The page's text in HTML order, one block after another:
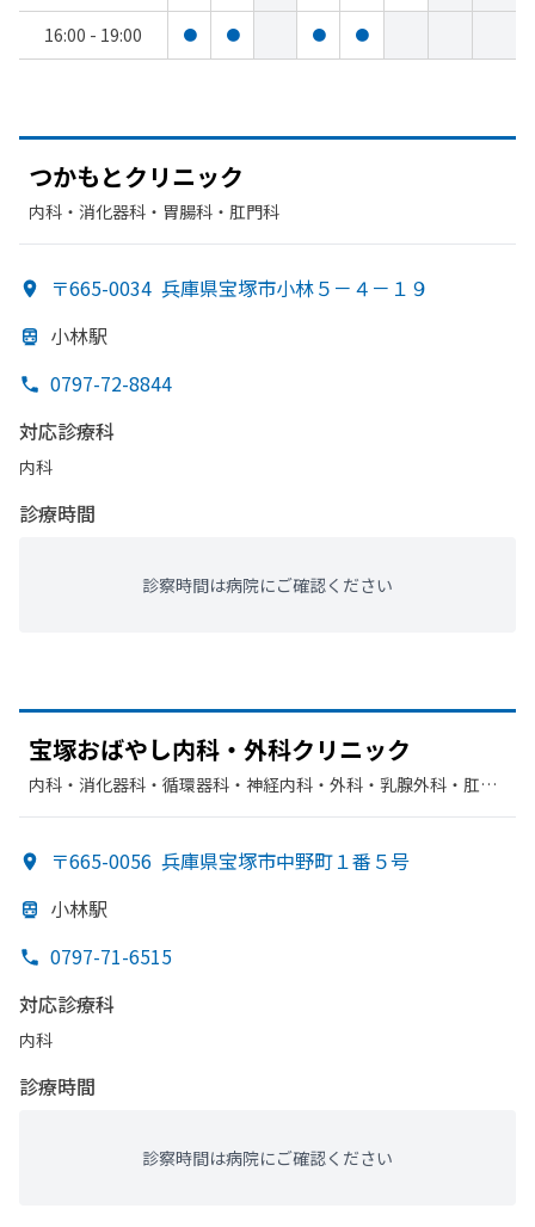
16:00 - 19:00 ● ● ● ●
つかもとクリニック
内科・​消化器科・​胃腸科・​肛門科
〒665-0034 兵庫県宝塚市小林５－４－１９
小林駅
0797-72-8844
対応診療科
内科
診療時間
診察時間は病院にご確認ください
宝塚おばやし内科・外科クリニック
内科・​消化器科・​循環器科・​神経内科・​外科・​乳腺外科・​肛門
〒665-0056 兵庫県宝塚市中野町１番５号
小林駅
0797-71-6515
対応診療科
内科
診療時間
診察時間は病院にご確認ください